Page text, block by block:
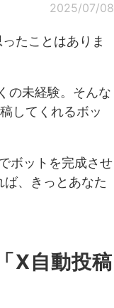
2025/07/08
たことはありま
の未経験。そんな
してくれるボッ
ボットを完成させ
、きっとあなた
X自動投稿